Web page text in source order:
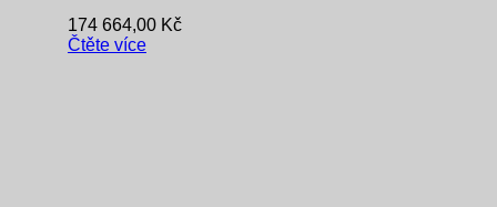
174 664,00 Kč
Čtěte více